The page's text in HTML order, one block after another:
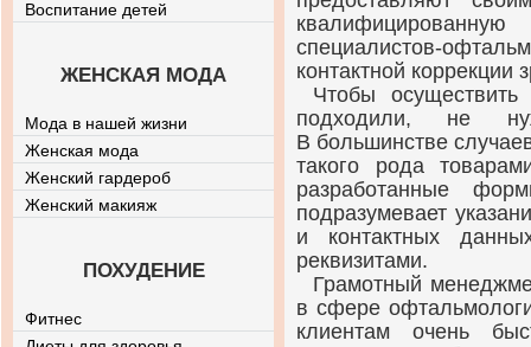
специалистов-
контактной коррекции
Чтобы
подходили, не
В большинстве
такого рода
разработанные
подразумевает
и контактных
реквизитами.
Грамотный
в сфере
клиентам очень
Воспитание детей
ЖЕНСКАЯ МОДА
Мода в нашей жизни
Женская мода
Женский гардероб
Женский макияж
ПОХУДЕНИЕ
Фитнес